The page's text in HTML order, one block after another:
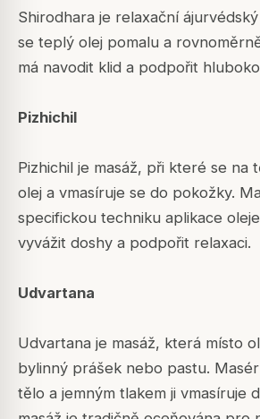
Shirodhara je relaxační
se teplý olej pomalu a
má navodit klid a podpořit
Pizhichil
Pizhichil je masáž, při které se na
olej a vmasíruje se do pokožky.
specifickou techniku aplikace
vyvážit doshy a podpořit relaxaci.
Udvartana
Udvartana je masáž, která místo
bylinný prášek nebo pastu.
tělo a jemným tlakem ji vmasíruje